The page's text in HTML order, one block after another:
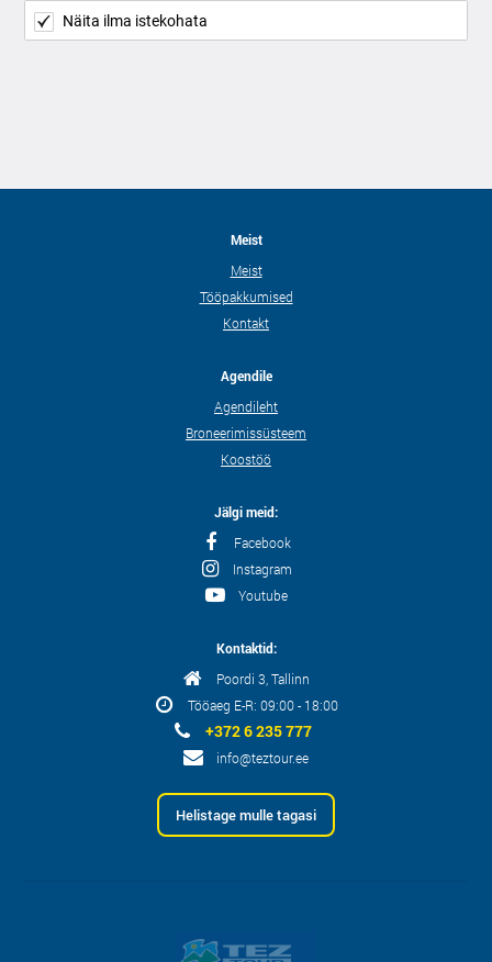
Näita ilma istekohata
Meist
Meist
Tööpakkumised
Kontakt
Agendile
Agendileht
Broneerimissüsteem
Koostöö
Jälgi meid:
Facebook
Instagram
Youtube
Kontaktid:
Poordi 3, Tallinn
Tööaeg E-R: 09:00 - 18:00
+372 6 235 777
info@teztour.ee
Helistage mulle tagasi